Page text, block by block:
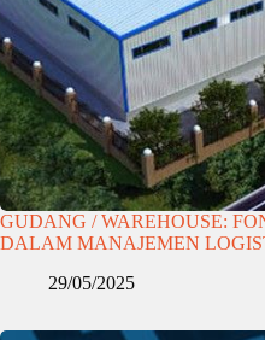
GUDANG / WAREHOUSE:
DALAM MANAJEMEN
29/05/2025